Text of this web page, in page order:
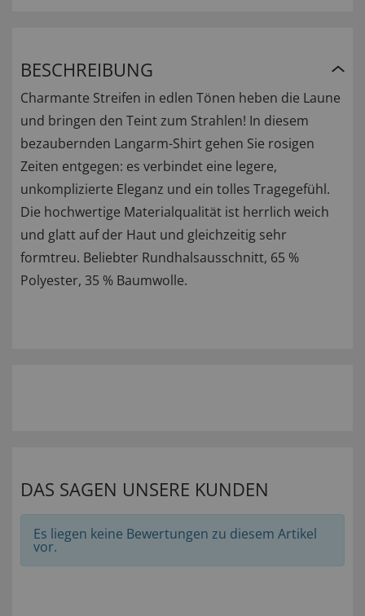
BESCHREIBUNG
Charmante Streifen in edlen Tönen heben die Laune
und bringen den Teint zum Strahlen! In diesem
bezaubernden Langarm-Shirt gehen Sie rosigen
Zeiten entgegen: es verbindet eine legere,
unkomplizierte Eleganz und ein tolles Tragegefühl.
Die hochwertige Materialqualität ist herrlich weich
und glatt auf der Haut und gleichzeitig sehr
formtreu. Beliebter Rundhalsausschnitt, 65 %
Polyester, 35 % Baumwolle.
DAS SAGEN UNSERE KUNDEN
Es liegen keine Bewertungen zu diesem Artikel
vor.